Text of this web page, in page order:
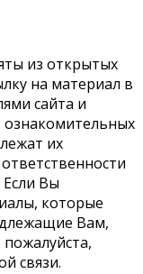
из открытых
на материал в
сайта и
ознакомительных
их
Если Вы
которые
Вам,
связи.